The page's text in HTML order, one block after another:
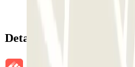
Detalles de la reserva